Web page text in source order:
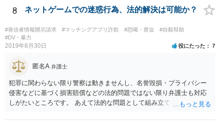
8 ネットゲームでの迷惑行為、法的解決は可能か？
#発信者情報開示請求 #マッチングアプリ詐欺 #恐喝・脅迫
#自殺幇助
#DV・暴力
2019年8月30日 役にたった 7
匿名A 弁護士
犯罪に関わらない限り警察は動きませんし、名誉毀損・プライバシー
侵害などに基づく損害賠償などの法的問題ではない限り弁護士も対応
しがたいところです。 あえて法的な問題として組み立てれば、迷惑な